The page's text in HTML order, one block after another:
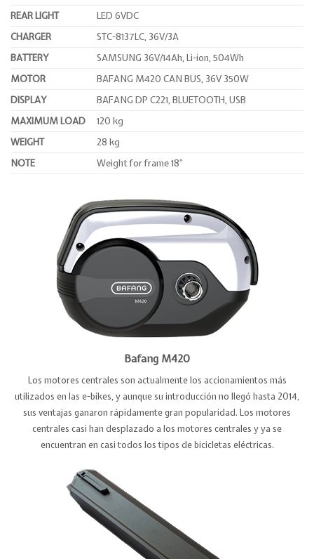
REAR LIGHT
LED 6VDC
CHARGER
STC-8137LC, 36V/3A
BATTERY
SAMSUNG 36V/14Ah, Li-ion, 504Wh
MOTOR
BAFANG M420 CAN BUS, 36V 350W
DISPLAY
BAFANG DP C221, BLUETOOTH, USB
MAXIMUM LOAD
120 kg
WEIGHT
28 kg
NOTE
Weight for frame 18″
Bafang M420
Los motores centrales son actualmente los accionamientos más
utilizados en las e-bikes, y aunque su introducción no llegó hasta 2014,
sus ventajas ganaron rápidamente gran popularidad. Los motores
centrales casi han desplazado a los motores centrales y ya se
encuentran en casi todos los tipos de bicicletas eléctricas.